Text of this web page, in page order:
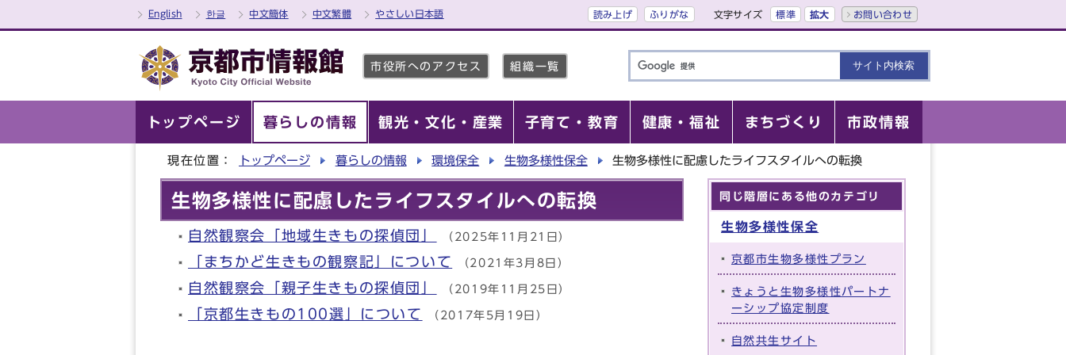
English 한글 中文簡体 中文繁體 やさしい日本語 読み上げ ふりがな 文字サイズ 標準 拡大 お問い合わせ
市役所へのアクセス 組織一覧
トップページ 暮らしの情報 観光・文化・産業 子育て・教育 健康・福祉 まちづくり 市政情報
現在位置： トップページ 暮らしの情報 環境保全 生物多様性保全 生物多様性に配慮したライフスタイルへの転換
生物多様性に配慮したライフスタイルへの転換
自然観察会「地域生きもの探偵団」 （2025年11月21日）
「まちかど生きもの観察記」について （2021年3月8日）
自然観察会「親子生きもの探偵団」 （2019年11月25日）
「京都生きもの100選」について （2017年5月19日）
同じ階層にある他のカテゴリ
生物多様性保全
京都市生物多様性プラン
きょうと生物多様性パートナ
ーシップ協定制度
自然共生サイト